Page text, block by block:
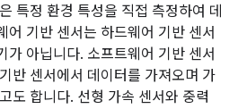
특정 환경 특성을 직접 측정하여 데
어 기반 센서는 하드웨어 기반 센서
가 아닙니다. 소프트웨어 기반 센서
반 센서에서 데이터를 가져오며 가
도 합니다. 선형 가속 센서와 중력